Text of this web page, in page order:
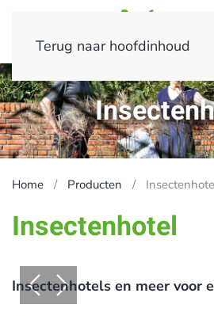
Terug naar hoofdinhoud
Home Producten
Insectenhotel
Insectenhotels en meer voor